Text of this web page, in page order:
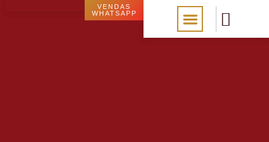
VENDAS
WHATSAPP